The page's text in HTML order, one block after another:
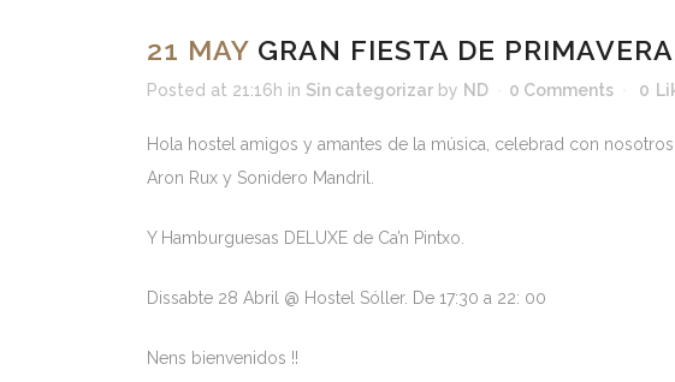
21 MAY GRAN FIESTA DE PRIMAVERA
Posted at 21:16h in Sin categorizar by ND 0 Comments 0
Hola hostel amigos y amantes de la música, celebrad con nosotros
Aron Rux y Sonidero Mandril.
Y Hamburguesas DELUXE de Ca’n Pintxo.
Dissabte 28 Abril @ Hostel Sóller. De 17:30 a 22: 00
Nens bienvenidos !!